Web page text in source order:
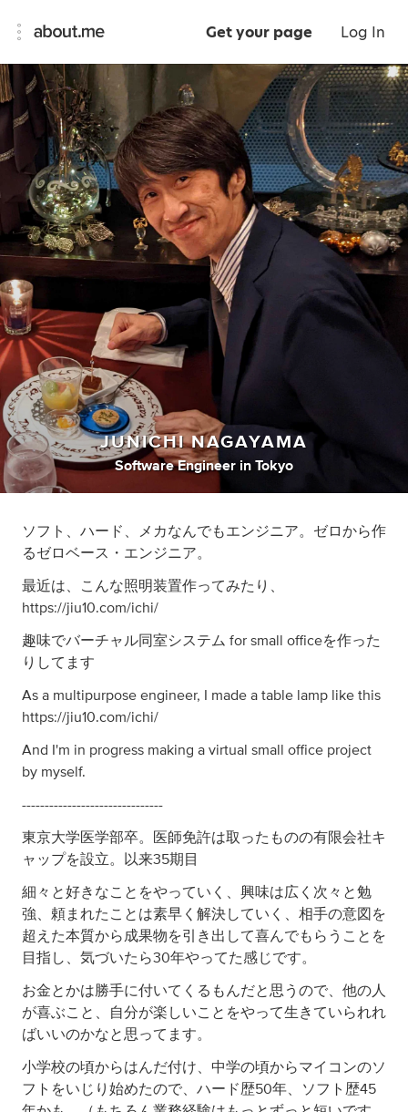
Get your page Log In
JUNICHI NAGAYAMA
Software Engineer in Tokyo
ソフト、ハード、メカなんでもエンジニア。ゼロから作
るゼロベース・エンジニア。
最近は、こんな照明装置作ってみたり、
https://jiu10.com/ichi/
趣味でバーチャル同室システム for small officeを作った
りしてます
As a multipurpose engineer, I made a table lamp like this
https://jiu10.com/ichi/
And I'm in progress making a virtual small office project
by myself.
-------------------------------
東京大学医学部卒。医師免許は取ったものの有限会社キ
ャップを設立。以来35期目
細々と好きなことをやっていく、興味は広く次々と勉
強、頼まれたことは素早く解決していく、相手の意図を
超えた本質から成果物を引き出して喜んでもらうことを
目指し、気づいたら30年やってた感じです。
お金とかは勝手に付いてくるもんだと思うので、他の人
が喜ぶこと、自分が楽しいことをやって生きていられれ
ばいいのかなと思ってます。
小学校の頃からはんだ付け、中学の頃からマイコンのソ
フトをいじり始めたので、ハード歴50年、ソフト歴45